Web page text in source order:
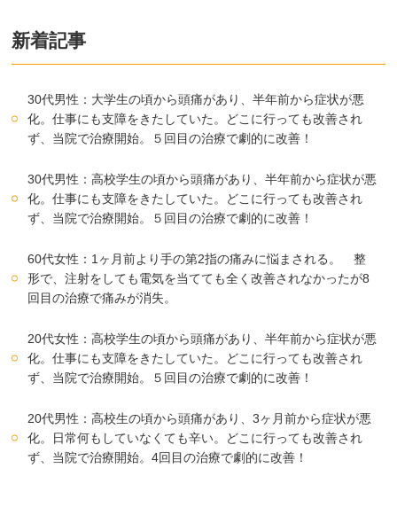
新着記事
30代男性：大学生の頃から頭痛があり、半年前から症状が悪
化。仕事にも支障をきたしていた。どこに行っても改善され
ず、当院で治療開始。５回目の治療で劇的に改善！
30代男性：高校学生の頃から頭痛があり、半年前から症状が悪
化。仕事にも支障をきたしていた。どこに行っても改善され
ず、当院で治療開始。５回目の治療で劇的に改善！
60代女性：1ヶ月前より手の第2指の痛みに悩まされる。 整
形で、注射をしても電気を当てても全く改善されなかったが8
回目の治療で痛みが消失。
20代女性：高校学生の頃から頭痛があり、半年前から症状が悪
化。仕事にも支障をきたしていた。どこに行っても改善され
ず、当院で治療開始。５回目の治療で劇的に改善！
20代男性：高校生の頃から頭痛があり、3ヶ月前から症状が悪
化。日常何もしていなくても辛い。どこに行っても改善され
ず、当院で治療開始。4回目の治療で劇的に改善！